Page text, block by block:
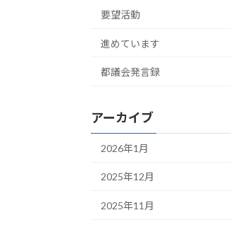
要望活動
進めています
都議会発言録
アーカイブ
2026年1月
2025年12月
2025年11月